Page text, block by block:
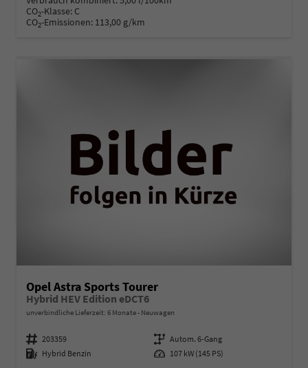
CO2-Klasse: C
CO2-Emissionen: 113,00 g/km
Opel Astra Sports Tourer
Hybrid HEV Edition eDCT6
unverbindliche Lieferzeit: 6 Monate Neuwagen
Fahrzeugnummer 203359 Getriebe Autom. 6-Gang
Kraftstoff Hybrid Benzin Leistung 107 kW (145 PS)